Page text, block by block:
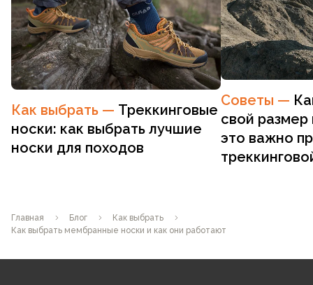
Как выбрать — Треккинговые
носки: как выбрать лучшие
носки для походов
Советы —
свой размер
это важно
Главная Блог
Как выбрать
Как выбрать мембранные носки и как они работают